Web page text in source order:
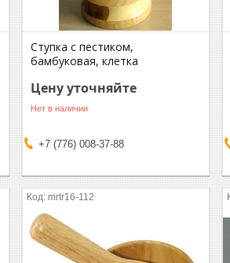
Ступка с пестиком,
бамбуковая, клетка
Цену уточняйте
Нет в наличии
+7 (776) 008-37-88
mrtr16-112